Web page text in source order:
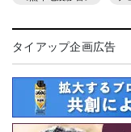
タイアップ企画広告